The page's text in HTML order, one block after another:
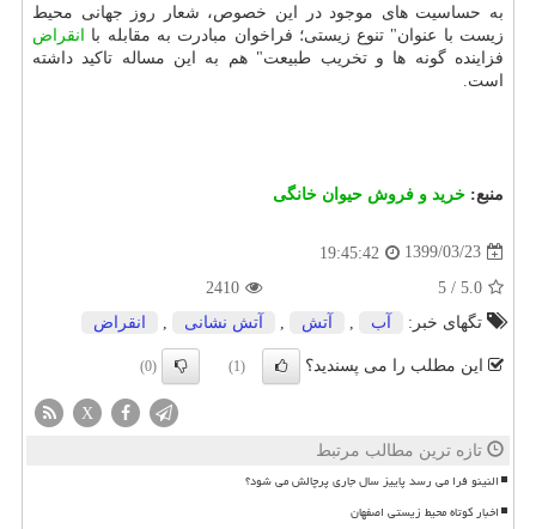
به حساسیت های موجود در این خصوص، شعار روز جهانی محیط
زیست با عنوان" تنوع زیستی؛ فراخوان مبادرت به مقابله با انقراض
فزاینده گونه ها و تخریب طبیعت" هم به این مساله تاکید داشته
است.
منبع: خرید و فروش حیوان خانگی
1399/03/23
19:45:42
5.0
/
5
2410
تگهای خبر:
آب آتش آتش نشانی انقراض
این مطلب را می پسندید؟ (1)
(0)
X
تازه ترین مطالب مرتبط
النینو فرا می رسد پاییز سال جاری پرچالش می شود؟
اخبار کوتاه محیط زیستی اصفهان